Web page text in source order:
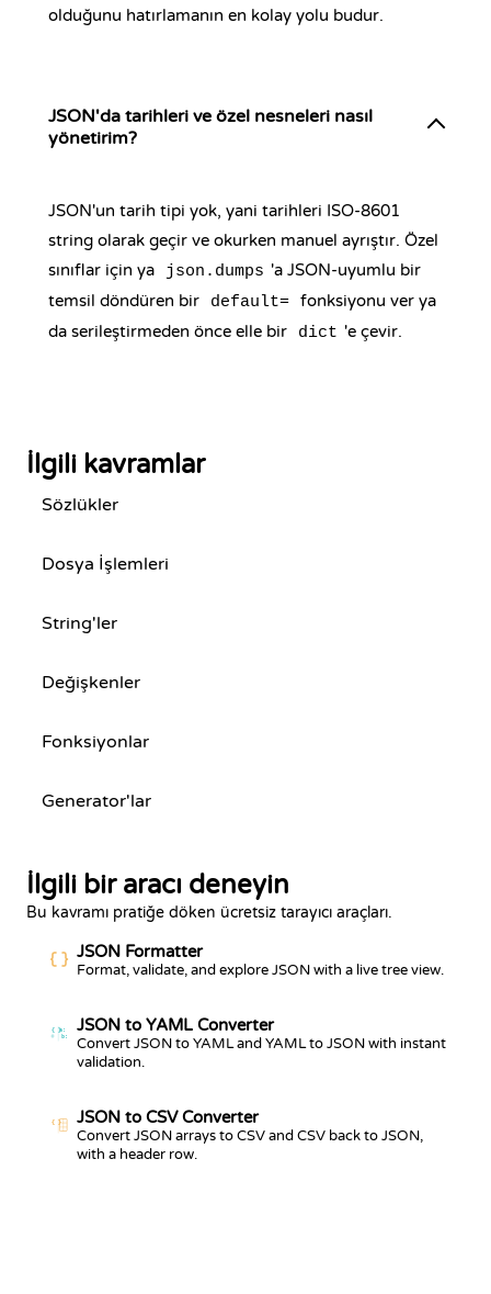
olduğunu hatırlamanın en kolay yolu budur.
JSON'da tarihleri ve özel nesneleri nasıl
yönetirim?
JSON'un tarih tipi yok, yani tarihleri ISO-8601
string olarak geçir ve okurken manuel ayrıştır. Özel
sınıflar için ya
json.dumps 'a JSON-uyumlu bir
temsil döndüren bir
default= fonksiyonu ver ya
da serileştirmeden önce elle bir
dict 'e çevir.
İlgili kavramlar
Sözlükler
Dosya İşlemleri
String'ler
Değişkenler
Fonksiyonlar
Generator'lar
İlgili bir aracı deneyin
Bu kavramı pratiğe döken ücretsiz tarayıcı araçları.
JSON Formatter
Format, validate, and explore JSON with a live tree view.
{ }a:
b:
JSON to YAML Converter
Convert JSON to YAML and YAML to JSON with instant
validation.
{ } JSON to CSV Converter
Convert JSON arrays to CSV and CSV back to JSON,
with a header row.